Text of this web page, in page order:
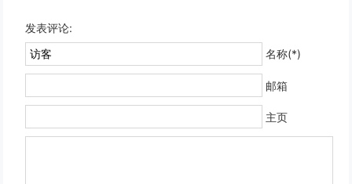
发表评论:
名称(*)
邮箱
主页